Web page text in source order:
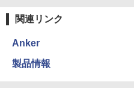
関連リンク
Anker
製品情報